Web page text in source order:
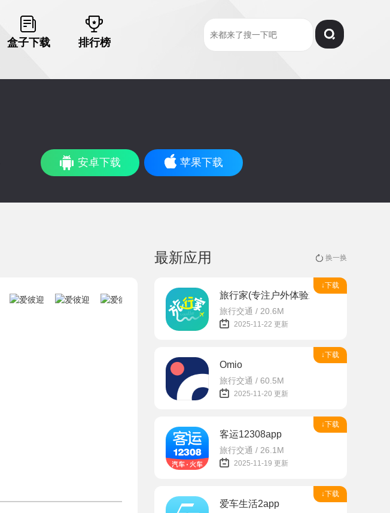
盒子下载 排行榜
安卓下载 苹果下载
最新应用 换一换
↓下载
旅行家(专注户外体验式旅游)
旅行交通 / 20.6M
2025-11-22 更新
↓下载
Omio
旅行交通 / 60.5M
2025-11-20 更新
↓下载
客运12308app
旅行交通 / 26.1M
2025-11-19 更新
↓下载
爱车生活2app